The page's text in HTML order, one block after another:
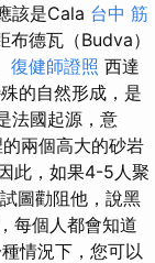
該是Cala 台中 筋
德瓦（Budva）
復健師證照 西達
的自然形成，是
法國起源，意
兩個高大的砂岩
此，如果4-5人聚
圖勸阻他，說黑
每個人都會知道
情況下，您可以